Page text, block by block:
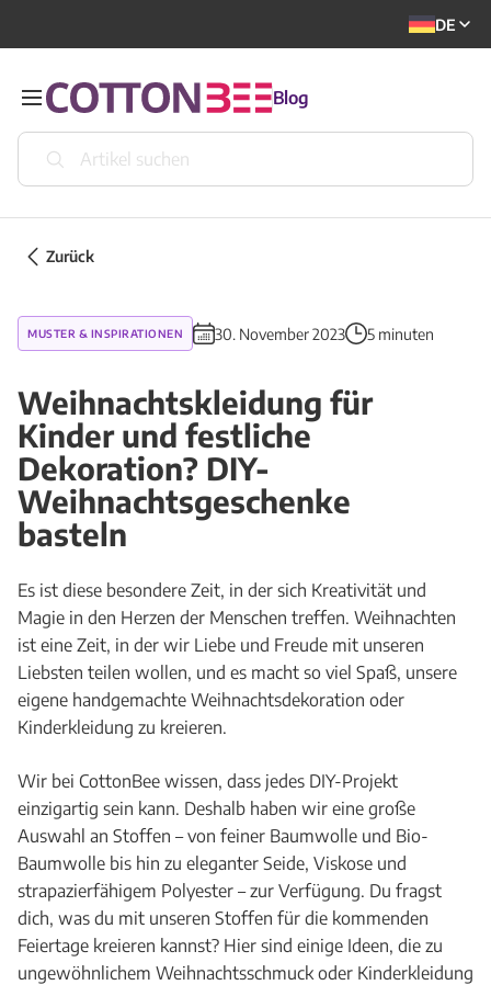
DE
Blog
Zurück
MUSTER & INSPIRATIONEN 30. November 2023 5 minuten
Weihnachtskleidung für
Kinder und festliche
Dekoration? DIY-
Weihnachtsgeschenke
basteln
Es ist diese besondere Zeit, in der sich Kreativität und
Magie in den Herzen der Menschen treffen. Weihnachten
ist eine Zeit, in der wir Liebe und Freude mit unseren
Liebsten teilen wollen, und es macht so viel Spaß, unsere
eigene handgemachte Weihnachtsdekoration oder
Kinderkleidung zu kreieren.
Wir bei CottonBee wissen, dass jedes DIY-Projekt
einzigartig sein kann. Deshalb haben wir eine große
Auswahl an Stoffen – von feiner Baumwolle und Bio-
Baumwolle bis hin zu eleganter Seide, Viskose und
strapazierfähigem Polyester – zur Verfügung. Du fragst
dich, was du mit unseren Stoffen für die kommenden
Feiertage kreieren kannst? Hier sind einige Ideen, die zu
ungewöhnlichem Weihnachtsschmuck oder Kinderkleidung